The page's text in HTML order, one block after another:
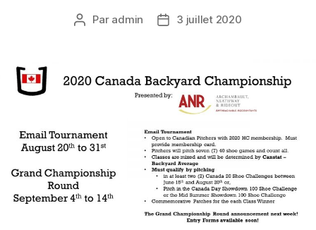
Auteur
Par admin
Date3 juillet 2020